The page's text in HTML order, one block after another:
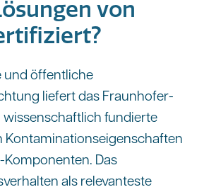
von
und öffentliche
liefert das Fraunhofer-
wissenschaftlich fundierte
Kontaminationseigenschaften
Das
als relevanteste